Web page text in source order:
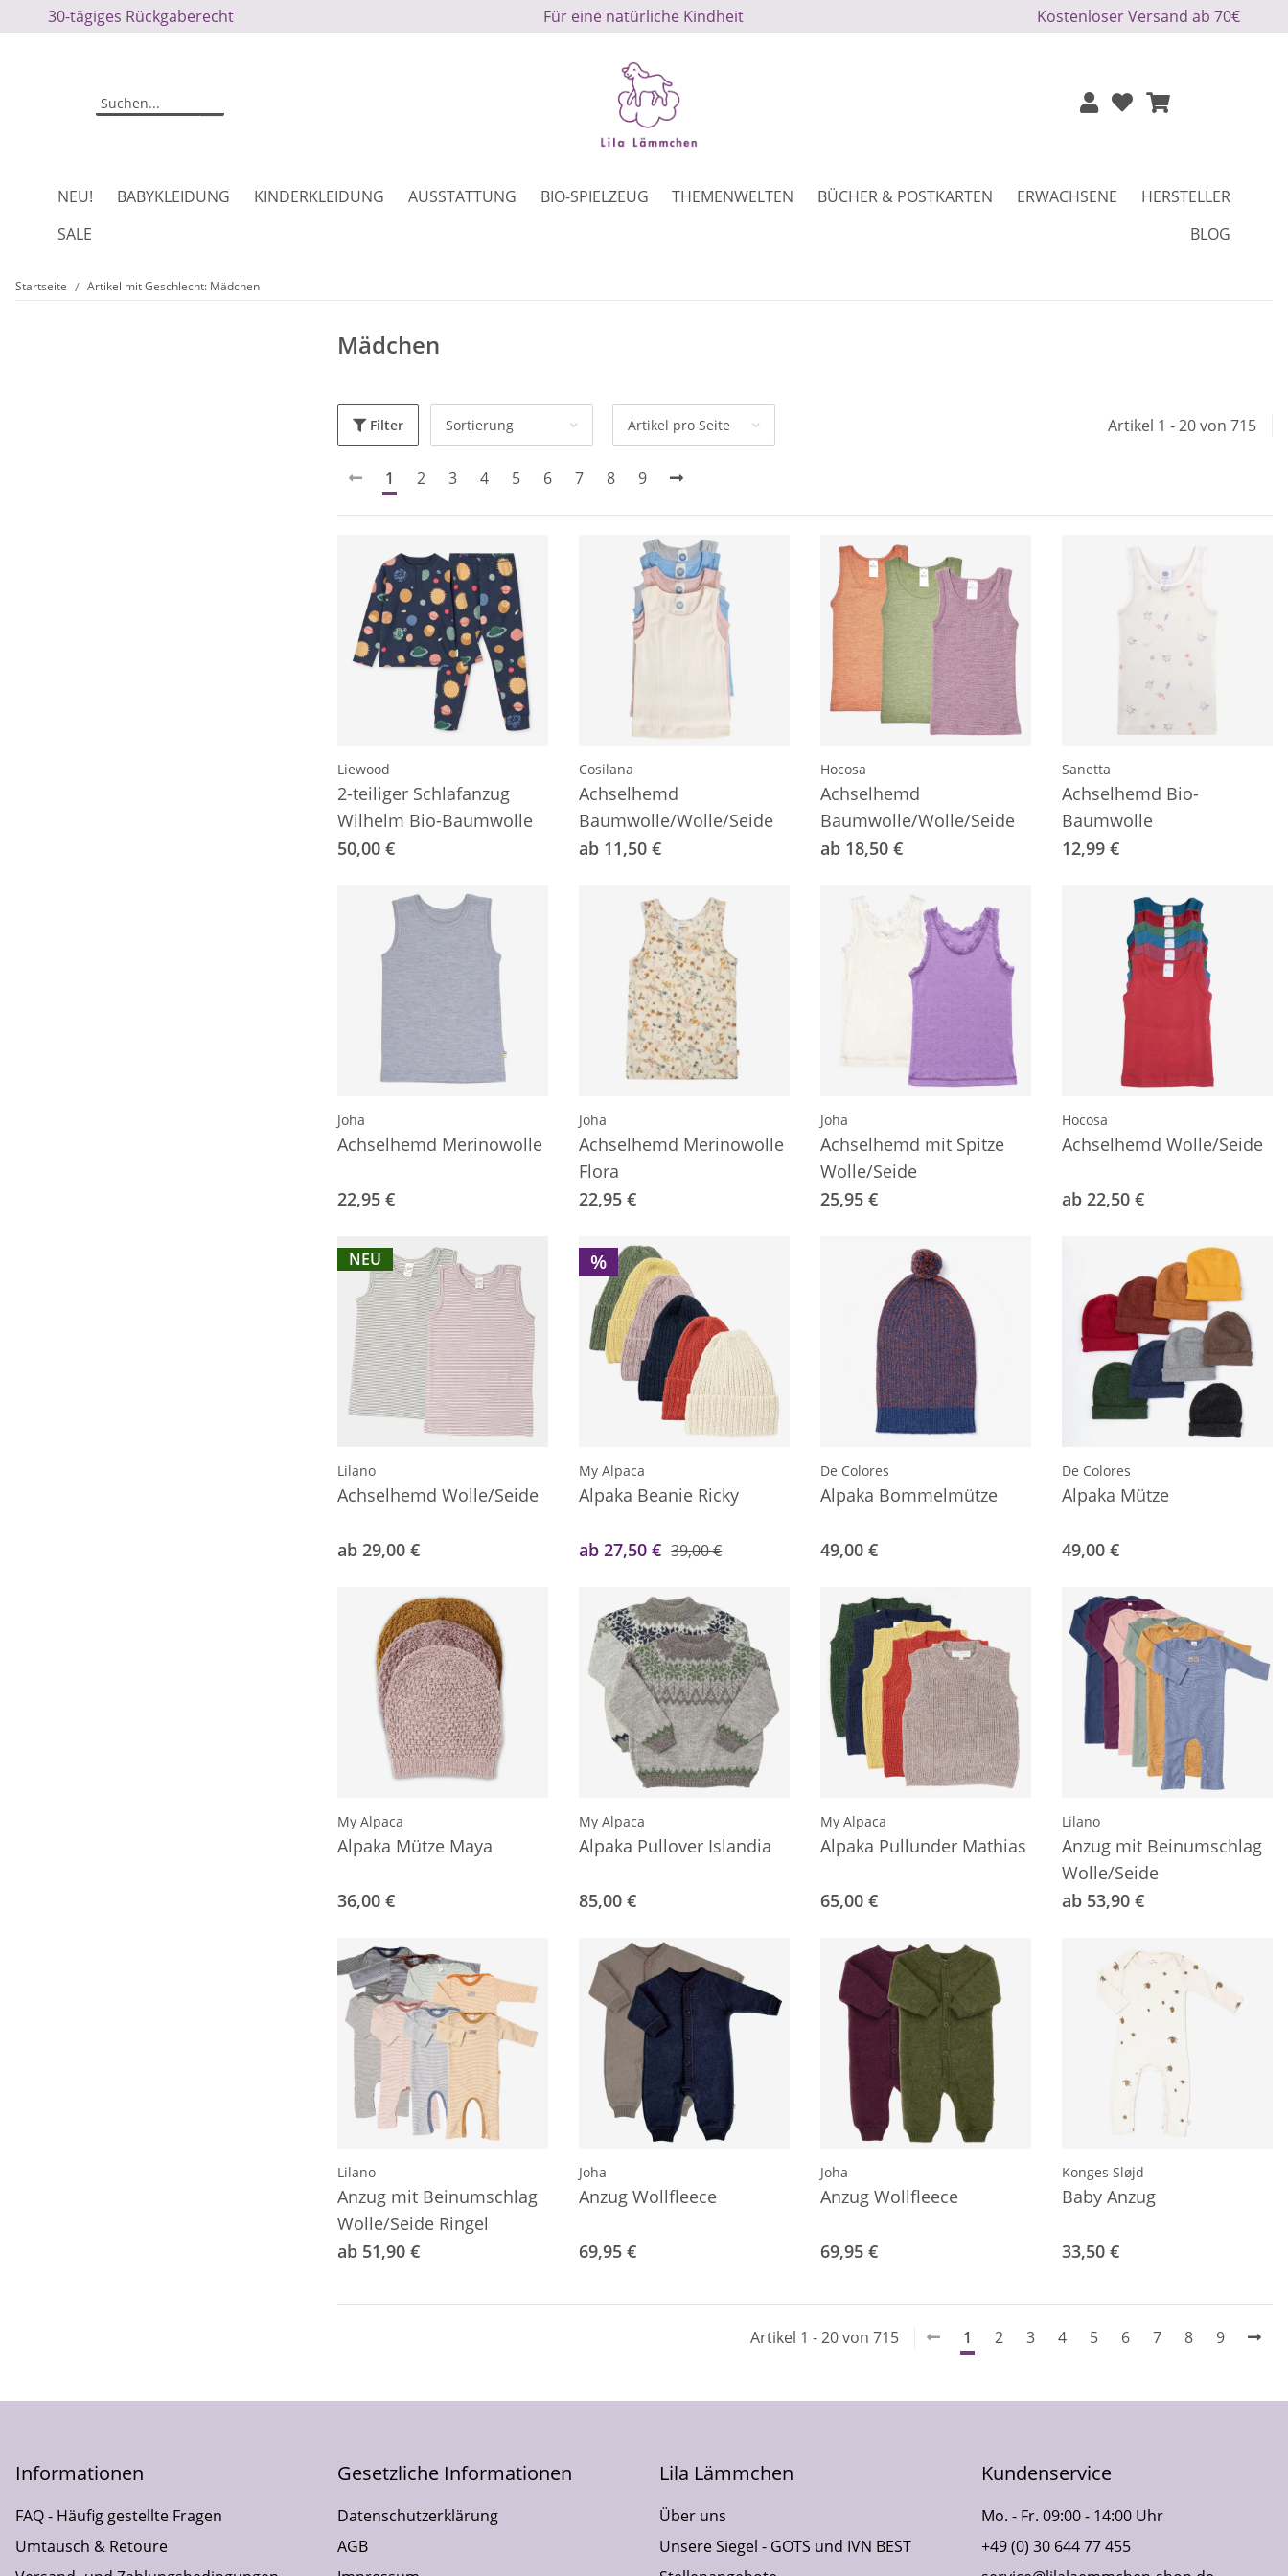
30-tägiges Rückgaberecht Für eine natürliche Kindheit Kostenloser Versand ab 70€
NEU! BABYKLEIDUNG KINDERKLEIDUNG AUSSTATTUNG BIO-SPIELZEUG THEMENWELTEN BÜCHER & POSTKARTEN ERWACHSENE
HERSTELLER
SALE
BLOG
Startseite Artikel mit Geschlecht: Mädchen
Mädchen
Filter Sortierung Artikel pro Seite Artikel 1 - 20 von 715
1 2 3 4 5 6 7 8 9
Liewood
2-teiliger Schlafanzug
Wilhelm Bio-Baumwolle
50,00 €
Cosilana
Achselhemd
Baumwolle/Wolle/Seide
ab 11,50 €
Hocosa
Achselhemd
Baumwolle/Wolle/Seide
ab 18,50 €
Sanetta
Achselhemd Bio-
Baumwolle
12,99 €
Joha
Achselhemd Merinowolle
22,95 €
Joha
Achselhemd Merinowolle
Flora
22,95 €
Joha
Achselhemd mit Spitze
Wolle/Seide
25,95 €
Hocosa
Achselhemd Wolle/Seide
ab 22,50 €
NEU
Lilano
Achselhemd Wolle/Seide
ab 29,00 €
%
My Alpaca
Alpaka Beanie Ricky
ab 27,50 € 39,00 €
De Colores
Alpaka Bommelmütze
49,00 €
De Colores
Alpaka Mütze
49,00 €
My Alpaca
Alpaka Mütze Maya
36,00 €
My Alpaca
Alpaka Pullover Islandia
85,00 €
My Alpaca
Alpaka Pullunder Mathias
65,00 €
Lilano
Anzug mit Beinumschlag
Wolle/Seide
ab 53,90 €
Lilano
Anzug mit Beinumschlag
Wolle/Seide Ringel
ab 51,90 €
Joha
Anzug Wollfleece
69,95 €
Joha
Anzug Wollfleece
69,95 €
Konges Sløjd
Baby Anzug
33,50 €
Artikel 1 - 20 von 715 1 2 3 4 5 6 7 8 9
Informationen
FAQ - Häufig gestellte Fragen
Umtausch & Retoure
Gesetzliche Informationen
Datenschutzerklärung
AGB
Lila Lämmchen
Über uns
Unsere Siegel - GOTS und IVN BEST
Kundenservice
Mo. - Fr. 09:00 - 14:00 Uhr
+49 (0) 30 644 77 455